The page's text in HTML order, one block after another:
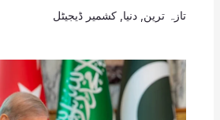
تازہ ترین دنیا کشمیر ڈیجیٹل